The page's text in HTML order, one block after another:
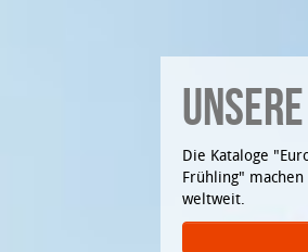
Die Kataloge
Frühling" machen
weltweit.